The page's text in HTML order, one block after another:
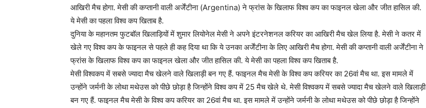
आखिरी मैच होगा. मेसी की कप्तानी वाली अर्जेंटीना (Argentina) ने फ्रांस के खिलाफ विश्व कप का फाइनल खेला और जीत हासिल की.
ये मेसी का पहला विश्व कप खिताब है.
दुनिया के महानतम फुटबॉल खिलाड़ियों में शुमार लियोनेल मेसी ने अपने इंटरनेशनल करियर का आखिरी मैच खेल लिया है. मेसी ने कतर में
खेले गए विश्व कप के फाइनल से पहले ही कह दिया था कि ये उनका अर्जेंटीना के लिए आखिरी मैच होगा. मेसी की कप्तानी वाली अर्जेंटीना ने
फ्रांस के खिलाफ विश्व कप का फाइनल खेला और जीत हासिल की. ये मेसी का पहला विश्व कप खिताब है.
मेसी विश्वकप में सबसे ज्यादा मैच खेलने वाले खिलाड़ी बन गए हैं. फाइनल मैच मेसी के विश्व कप करियर का 26वां मैच था. इस मामले में
उन्होंने जर्मनी के लोथा मथेउस को पीछे छोड़ा है जिन्होंने विश्व कप में 25 मैच खेले थे. मेसी विश्वकप में सबसे ज्यादा मैच खेलने वाले खिलाड़ी
बन गए हैं. फाइनल मैच मेसी के विश्व कप करियर का 26वां मैच था. इस मामले में उन्होंने जर्मनी के लोथा मथेउस को पीछे छोड़ा है जिन्होंने